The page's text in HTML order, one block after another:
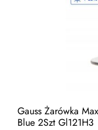
Gauss Żarówka
Blue 2Szt Gl121H3